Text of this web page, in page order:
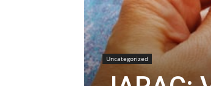
Uncategorized